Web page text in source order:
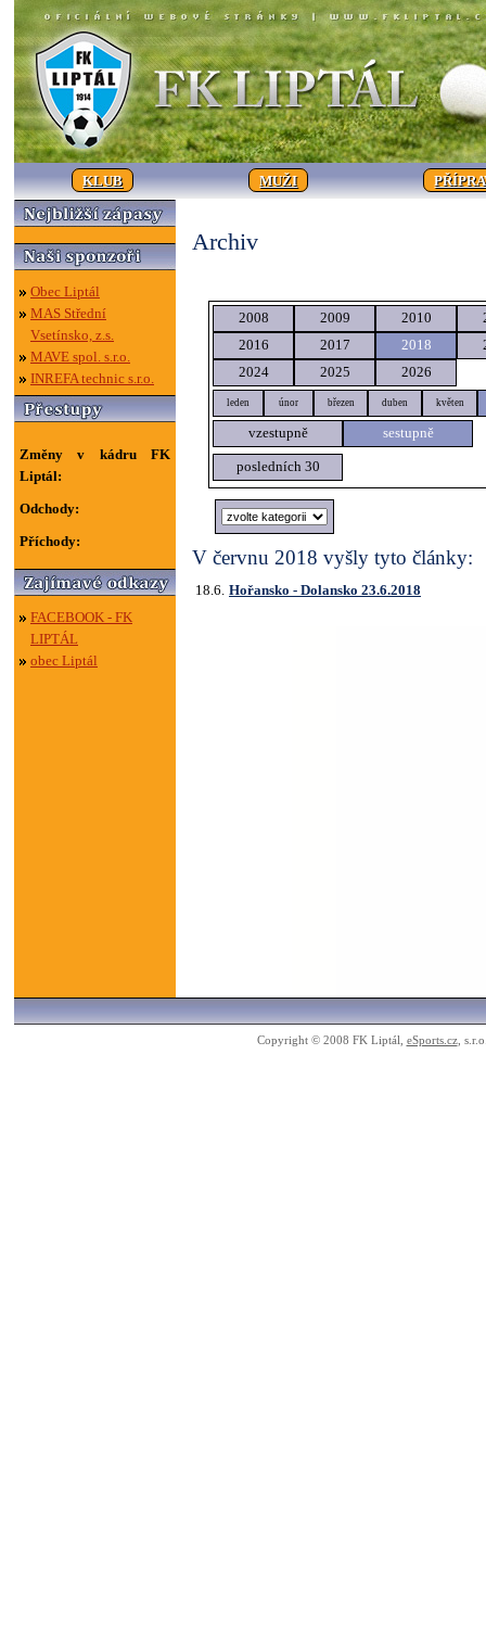
KLUB MUŽI
Obec Liptál
MAS Střední
Vsetínsko, z.s.
MAVE spol. s.r.o.
INREFA technic s.r.o.
Změny v kádru FK
Liptál:
Odchody:
Příchody:
FACEBOOK - FK
LIPTÁL
obec Liptál
Archiv
2008 2009 2010
2016
2017 2018
2024
2025 2026
leden únor březen duben květen
vzestupně sestupně
posledních 30
V červnu 2018 vyšly tyto články:
18.6. Hořansko - Dolansko 23.6.2018
Copyright © 2008 FK Liptál, eSports.cz,